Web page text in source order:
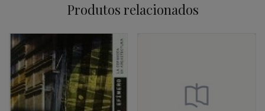
Produtos relacionados